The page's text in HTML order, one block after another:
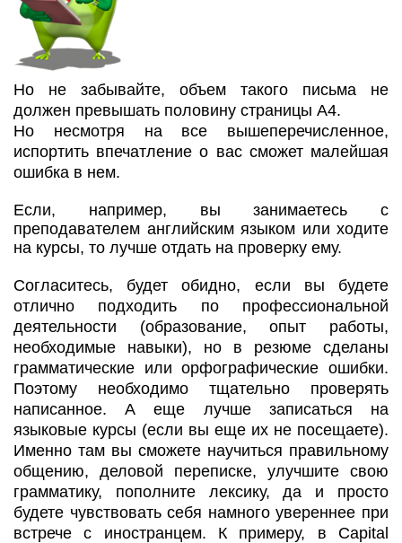
Но не забывайте, объем такого письма не
должен превышать половину страницы А4.
Но несмотря на все вышеперечисленное,
испортить впечатление о вас сможет малейшая
ошибка в нем.
Если, например, вы занимаетесь с
преподавателем английским языком или ходите
на курсы, то лучше отдать на проверку ему.
Согласитесь, будет обидно, если вы будете
отлично подходить по профессиональной
деятельности (образование, опыт работы,
необходимые навыки), но в резюме сделаны
грамматические или орфографические ошибки.
Поэтому необходимо тщательно проверять
написанное. А еще лучше записаться на
языковые курсы (если вы еще их не посещаете).
Именно там вы сможете научиться правильному
общению, деловой переписке, улучшите свою
грамматику, пополните лексику, да и просто
будете чувствовать себя намного увереннее при
встрече с иностранцем. К примеру, в Capital